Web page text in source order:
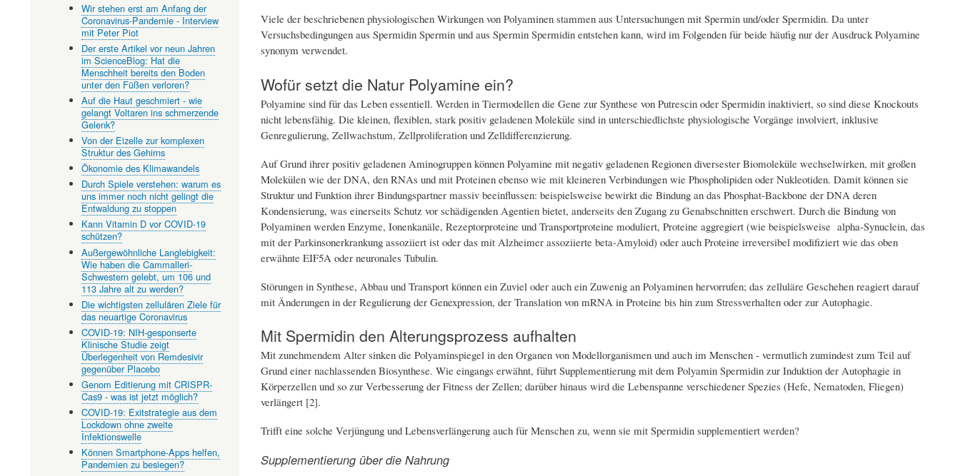
Viele der beschriebenen physiologischen Wirkungen von Polyaminen stammen aus Untersuchungen mit Spermin und/oder Spermidin. Da unter
Versuchsbedingungen aus Spermidin Spermin und aus Spermin Spermidin entstehen kann, wird im Folgenden für beide häufig nur der Ausdruck Polyamine
synonym verwendet.
Wofür setzt die Natur Polyamine ein?
Polyamine sind für das Leben essentiell. Werden in Tiermodellen die Gene zur Synthese von Putrescin oder Spermidin inaktiviert, so sind diese Knockouts
nicht lebensfähig. Die kleinen, flexiblen, stark positiv geladenen Moleküle sind in unterschiedlichste physiologische Vorgänge involviert, inklusive
Genregulierung, Zellwachstum, Zellproliferation und Zelldifferenzierung.
Auf Grund ihrer positiv geladenen Aminogruppen können Polyamine mit negativ geladenen Regionen diversester Biomoleküle wechselwirken, mit großen
Molekülen wie der DNA, den RNAs und mit Proteinen ebenso wie mit kleineren Verbindungen wie Phospholipiden oder Nukleotiden. Damit können sie
Struktur und Funktion ihrer Bindungspartner massiv beeinflussen: beispielsweise bewirkt die Bindung an das Phosphat-Backbone der DNA deren
Kondensierung, was einerseits Schutz vor schädigenden Agentien bietet, anderseits den Zugang zu Genabschnitten erschwert. Durch die Bindung von
Polyaminen werden Enzyme, Ionenkanäle, Rezeptorproteine und Transportproteine moduliert, Proteine aggregiert (wie beispielsweise alpha-Synuclein, das
mit der Parkinsonerkrankung assoziiert ist oder das mit Alzheimer assoziierte beta-Amyloid) oder auch Proteine irreversibel modifiziert wie das oben
erwähnte EIF5A oder neuronales Tubulin.
Störungen in Synthese, Abbau und Transport können ein Zuviel oder auch ein Zuwenig an Polyaminen hervorrufen; das zelluläre Geschehen reagiert darauf
mit Änderungen in der Regulierung der Genexpression, der Translation von mRNA in Proteine bis hin zum Stressverhalten oder zur Autophagie.
Mit Spermidin den Alterungsprozess aufhalten
Mit zunehmendem Alter sinken die Polyaminspiegel in den Organen von Modellorganismen und auch im Menschen - vermutlich zumindest zum Teil auf
Grund einer nachlassenden Biosynthese. Wie eingangs erwähnt, führt Supplementierung mit dem Polyamin Spermidin zur Induktion der Autophagie in
Körperzellen und so zur Verbesserung der Fitness der Zellen; darüber hinaus wird die Lebenspanne verschiedener Spezies (Hefe, Nematoden, Fliegen)
verlängert [2].
Trifft eine solche Verjüngung und Lebensverlängerung auch für Menschen zu, wenn sie mit Spermidin supplementiert werden?
Supplementierung über die Nahrung
Wir stehen erst am Anfang der
Coronavirus-Pandemie - Interview
mit Peter Piot
Der erste Artikel vor neun Jahren
im ScienceBlog: Hat die
Menschheit bereits den Boden
unter den Füßen verloren?
Auf die Haut geschmiert - wie
gelangt Voltaren ins schmerzende
Gelenk?
Von der Eizelle zur komplexen
Struktur des Gehirns
Ökonomie des Klimawandels
Durch Spiele verstehen: warum es
uns immer noch nicht gelingt die
Entwaldung zu stoppen
Kann Vitamin D vor COVID-19
schützen?
Außergewöhnliche Langlebigkeit:
Wie haben die Cammalleri-
Schwestern gelebt, um 106 und
113 Jahre alt zu werden?
Die wichtigsten zellulären Ziele für
das neuartige Coronavirus
COVID-19: NIH-gesponserte
Klinische Studie zeigt
Überlegenheit von Remdesivir
gegenüber Placebo
Genom Editierung mit CRISPR-
Cas9 - was ist jetzt möglich?
COVID-19: Exitstrategie aus dem
Lockdown ohne zweite
Infektionswelle
Können Smartphone-Apps helfen,
Pandemien zu besiegen?